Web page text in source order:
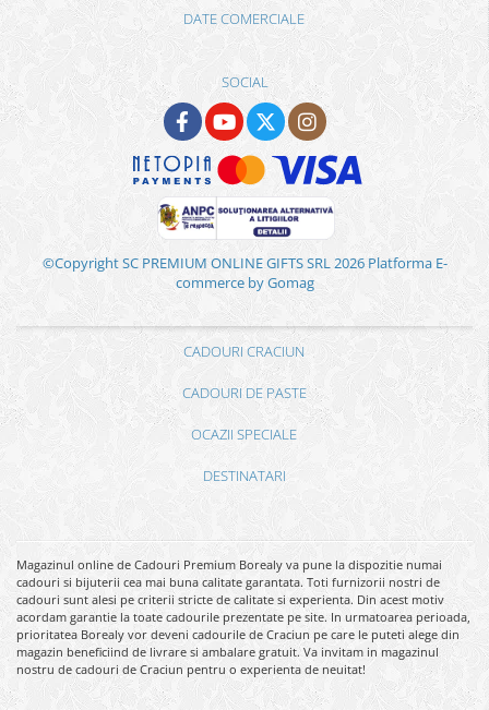
DATE COMERCIALE
SOCIAL
©Copyright SC PREMIUM ONLINE GIFTS SRL 2026 Platforma E-
commerce by Gomag
CADOURI CRACIUN
CADOURI DE PASTE
OCAZII SPECIALE
DESTINATARI
Magazinul online de Cadouri Premium Borealy va pune la dispozitie numai
cadouri si bijuterii cea mai buna calitate garantata. Toti furnizorii nostri de
cadouri sunt alesi pe criterii stricte de calitate si experienta. Din acest motiv
acordam garantie la toate cadourile prezentate pe site. In urmatoarea perioada,
prioritatea Borealy vor deveni cadourile de Craciun pe care le puteti alege din
magazin beneficiind de livrare si ambalare gratuit. Va invitam in magazinul
nostru de cadouri de Craciun pentru o experienta de neuitat!